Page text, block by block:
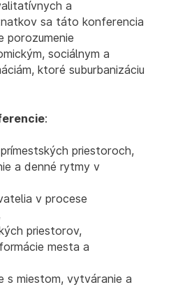
a
sa táto konferencia
porozumenie
sociálnym a
ktoré suburbanizáciu
:
priestoroch,
a denné rytmy v
v procese
priestorov,
mesta a
s miestom, vytváranie a